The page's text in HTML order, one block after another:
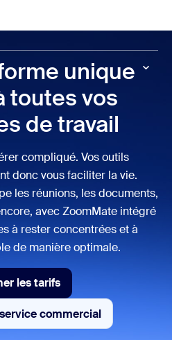
unique
toutes vos
de travail
compliqué. Vos outils
donc vous faciliter la vie.
les réunions, les documents,
avec ZoomMate intégré
à rester concentrées et à
de manière optimale.
les tarifs
Afficher les tarifs
commercial
Contacter le service